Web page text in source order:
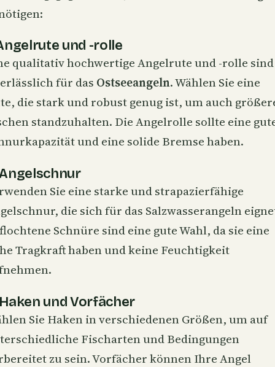
und -rolle
qualitativ hochwertige Angelrute und -rolle sind
für das Ostseeangeln. Wählen Sie eine
die stark und robust genug ist, um auch
standzuhalten. Die Angelrolle sollte eine
und eine solide Bremse haben.
Sie eine starke und strapazierfähige
die sich für das Salzwasserangeln
Schnüre sind eine gute Wahl, da sie eine
Tragkrafthaben und keine Feuchtigkeit
und Vorfächer
Sie Haken in verschiedenen Größen, um auf
Fischarten und Bedingungen
zu sein. Vorfächer können Ihre Angel